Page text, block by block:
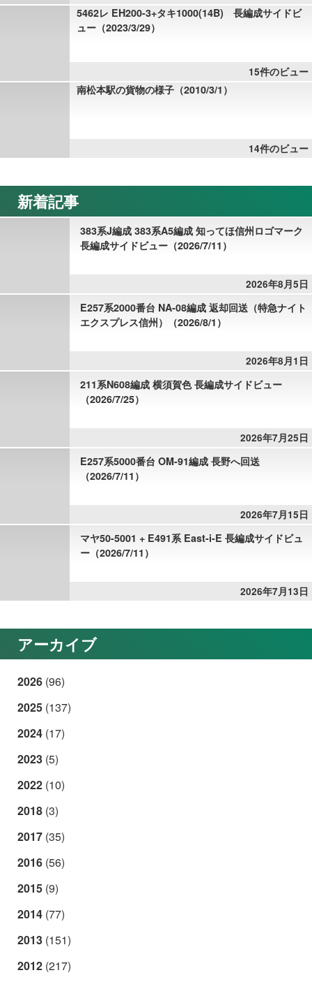
5462レ EH200-3+タキ1000(14B) 長編成サイドビ
ュー（2023/3/29）
15件のビュー
南松本駅の貨物の様子（2010/3/1）
14件のビュー
新着記事
383系J編成 383系A5編成 知ってほ信州ロゴマーク
長編成サイドビュー（2026/7/11）
2026年8月5日
E257系2000番台 NA-08編成 返却回送（特急ナイト
エクスプレス信州）（2026/8/1）
2026年8月1日
211系N608編成 横須賀色 長編成サイドビュー
（2026/7/25）
2026年7月25日
E257系5000番台 OM-91編成 長野へ回送
（2026/7/11）
2026年7月15日
マヤ50-5001 + E491系 East-i-E 長編成サイドビュ
ー（2026/7/11）
2026年7月13日
アーカイブ
2026 (96)
2025 (137)
2024 (17)
2023 (5)
2022 (10)
2018 (3)
2017 (35)
2016 (56)
2015 (9)
2014 (77)
2013 (151)
2012 (217)